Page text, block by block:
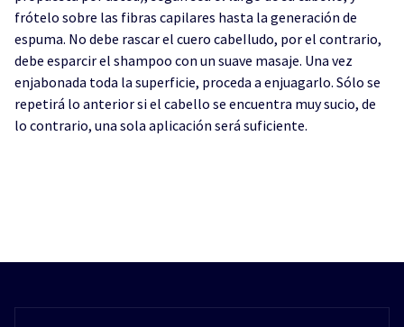
frótelo sobre las fibras capilares hasta la generación de
espuma. No debe rascar el cuero cabeIludo, por el contrario,
debe esparcir el shampoo con un suave masaje. Una vez
enjabonada toda la superficie, proceda a enjuagarlo. Sólo se
repetirá lo anterior si el cabello se encuentra muy sucio, de
lo contrario, una sola aplicación será suficiente.